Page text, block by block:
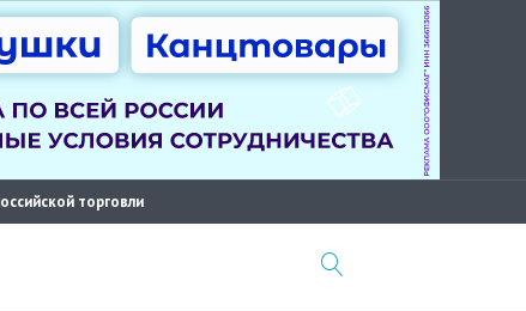
торговли